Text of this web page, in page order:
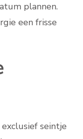
plannen.
een frisse
seintje